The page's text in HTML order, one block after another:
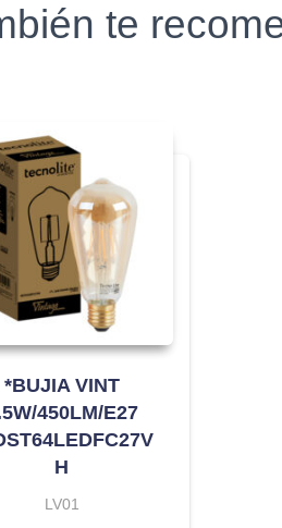
te
*BUJIA VINT
450LM/E27
H
LV01